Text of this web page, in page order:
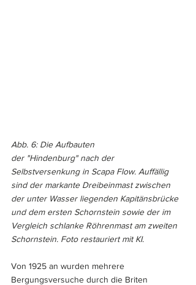
Abb. 6: Die Aufbauten
der "Hindenburg" nach der
Selbstversenkung in Scapa Flow. Auffällig
sind der markante Dreibeinmast zwischen
der unter Wasser liegenden Kapitänsbrücke
und dem ersten Schornstein sowie der im
Vergleich schlanke Röhrenmast am zweiten
Schornstein. Foto restauriert mit KI.
Von 1925 an wurden mehrere
Bergungsversuche durch die Briten